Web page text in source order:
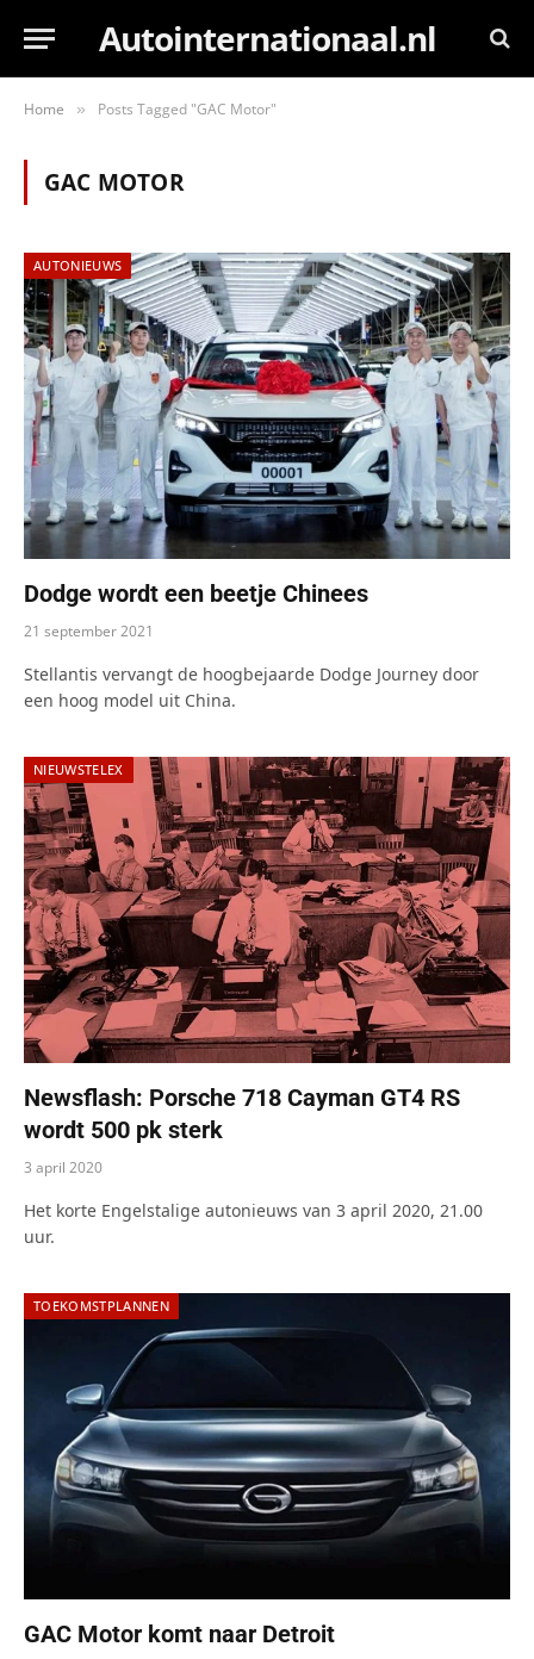
Autointernationaal.nl
Home » Posts Tagged "GAC Motor"
GAC MOTOR
AUTONIEUWS
Dodge wordt een beetje Chinees
21 september 2021
Stellantis vervangt de hoogbejaarde Dodge Journey door
een hoog model uit China.
NIEUWSTELEX
Newsflash: Porsche 718 Cayman GT4 RS
wordt 500 pk sterk
3 april 2020
Het korte Engelstalige autonieuws van 3 april 2020, 21.00
uur.
TOEKOMSTPLANNEN
GAC Motor komt naar Detroit